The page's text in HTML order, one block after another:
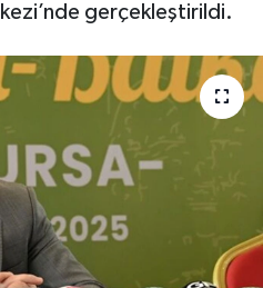
gerçekleştirildi.